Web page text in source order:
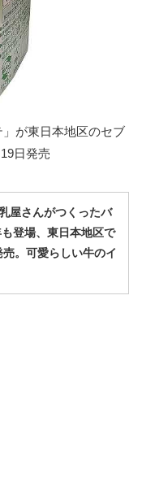
」が東日本地区のセブ
日発売
屋さんがつくったバ
登場、東日本地区で
。可愛らしい牛のイ